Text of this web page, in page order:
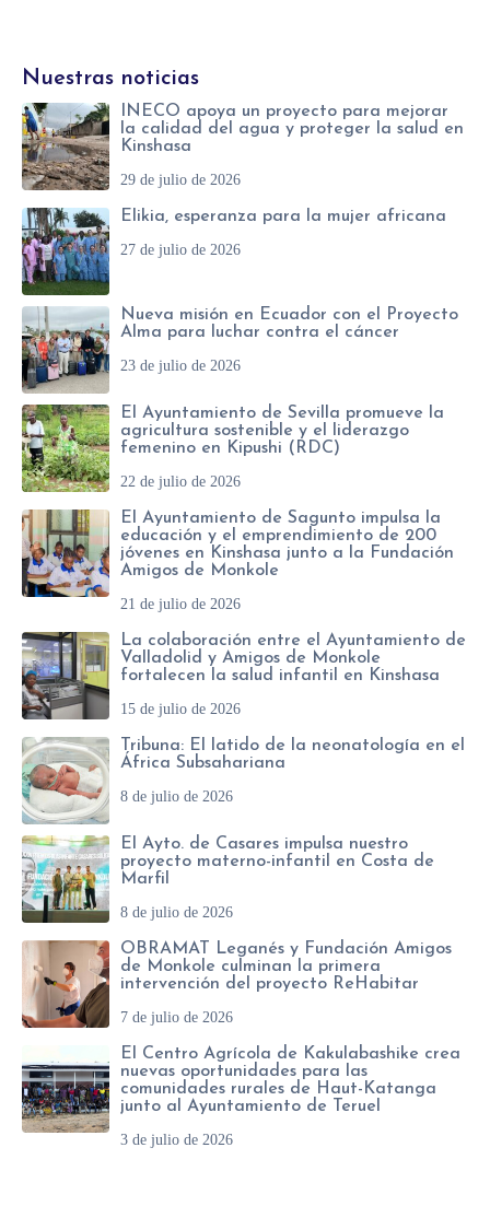
Nuestras noticias
INECO apoya un proyecto para mejorar
la calidad del agua y proteger la salud en
Kinshasa
29 de julio de 2026
Elikia, esperanza para la mujer africana
27 de julio de 2026
Nueva misión en Ecuador con el Proyecto
Alma para luchar contra el cáncer
23 de julio de 2026
El Ayuntamiento de Sevilla promueve la
agricultura sostenible y el liderazgo
femenino en Kipushi (RDC)
22 de julio de 2026
El Ayuntamiento de Sagunto impulsa la
educación y el emprendimiento de 200
jóvenes en Kinshasa junto a la Fundación
Amigos de Monkole
21 de julio de 2026
La colaboración entre el Ayuntamiento de
Valladolid y Amigos de Monkole
fortalecen la salud infantil en Kinshasa
15 de julio de 2026
Tribuna: El latido de la neonatología en el
África Subsahariana
8 de julio de 2026
El Ayto. de Casares impulsa nuestro
proyecto materno-infantil en Costa de
Marfil
8 de julio de 2026
OBRAMAT Leganés y Fundación Amigos
de Monkole culminan la primera
intervención del proyecto ReHabitar
7 de julio de 2026
El Centro Agrícola de Kakulabashike crea
nuevas oportunidades para las
comunidades rurales de Haut-Katanga
junto al Ayuntamiento de Teruel
3 de julio de 2026